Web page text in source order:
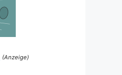
(Anzeige)